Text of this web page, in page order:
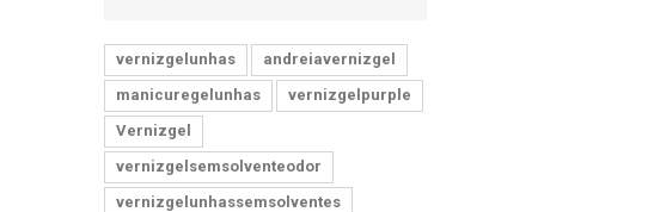
vernizgelunhas
andreiavernizgel
manicuregelunhas
vernizgelpurple
Vernizgel
vernizgelsemsolventeodor
vernizgelunhassemsolventes